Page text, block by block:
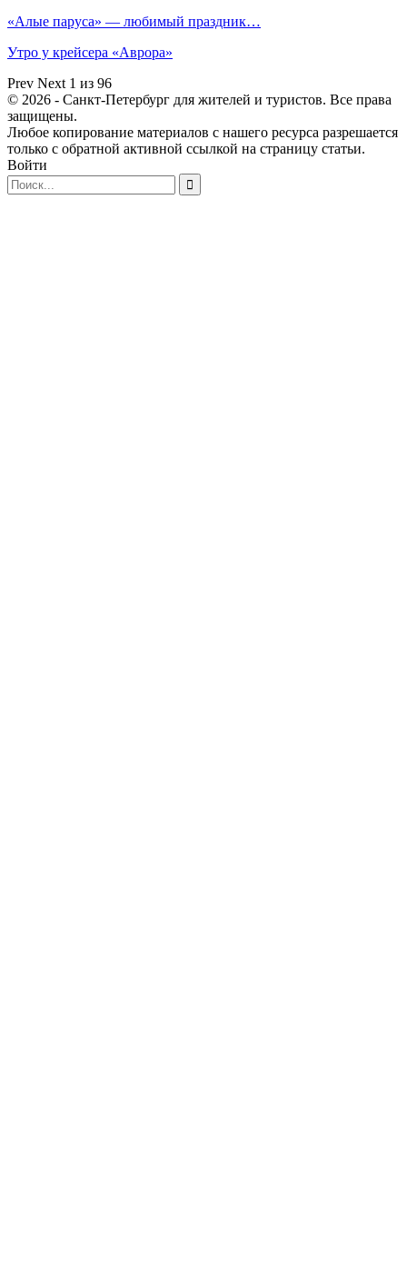
«Алые паруса» — любимый праздник…
Утро у крейсера «Аврора»
Prev Next 1 из 96
© 2026 - Санкт-Петербург для жителей и туристов. Все права
защищены.
Любое копирование материалов с нашего ресурса разрешается
только с обратной активной ссылкой на страницу статьи.
Войти